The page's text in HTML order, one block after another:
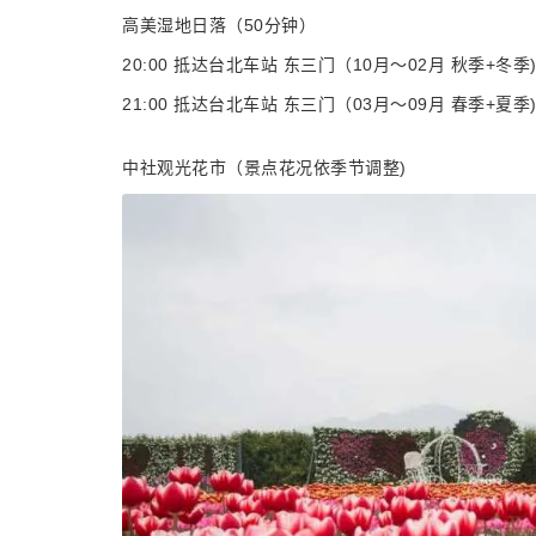
高美湿地日落（50分钟）
20:00 抵达台北车站 东三门（10月～02月 秋季+冬季)
21:00 抵达台北车站 东三门（03月～09月 春季+夏季)
中社观光花市（景点花况依季节调整)